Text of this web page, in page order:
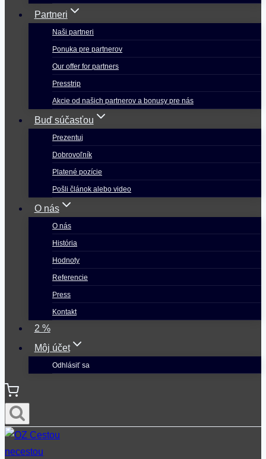
Partneri
Naši partneri
Ponuka pre partnerov
Our offer for partners
Presstrip
Akcie od našich partnerov a bonusy pre nás
Buď súčasťou
Prezentuj
Dobrovoľník
Platené pozície
Pošli článok alebo video
O nás
O nás
História
Hodnoty
Referencie
Press
Kontakt
2 %
Môj účet
Odhlásiť sa